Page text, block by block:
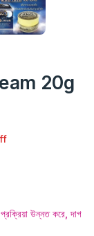
20g
উন্নত করে, দাগ